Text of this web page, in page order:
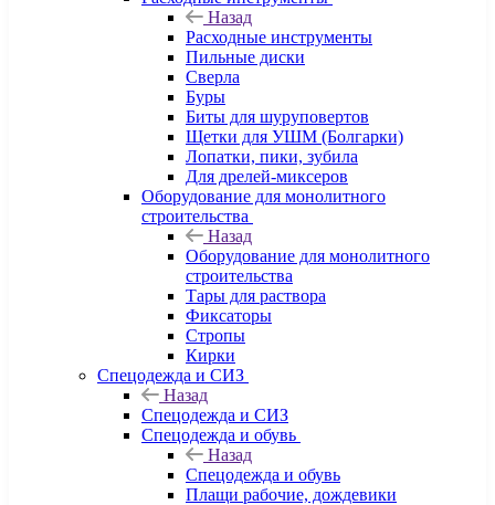
Назад
Расходные инструменты
Пильные диски
Сверла
Буры
Биты для шуруповертов
Щетки для УШМ (Болгарки)
Лопатки, пики, зубила
Для дрелей-миксеров
Оборудование для монолитного
строительства
Назад
Оборудование для монолитного
строительства
Тары для раствора
Фиксаторы
Стропы
Кирки
Спецодежда и СИЗ
Назад
Спецодежда и СИЗ
Спецодежда и обувь
Назад
Спецодежда и обувь
Плащи рабочие, дождевики